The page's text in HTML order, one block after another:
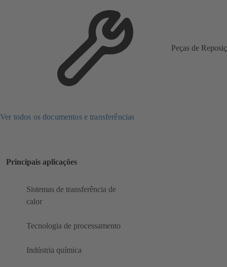
Peças de
Ver todos os documentos e transferências
Principais aplicações
Sistemas de transferência de
calor
Tecnologia de processamento
Indústria química